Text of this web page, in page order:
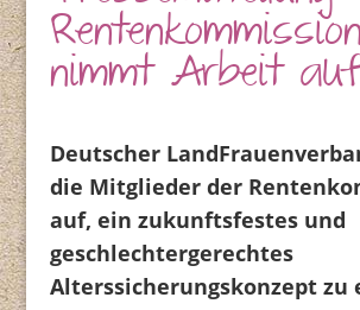
nimmt Arbeit
Deutscher
die Mitglieder der
auf, ein zukunftsfestes und
geschlechtergerechtes
Alterssicherungskonzept zu